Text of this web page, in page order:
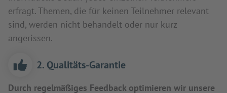
erfragt. Themen, die für keinen Teilnehmer relevant
sind, werden nicht behandelt oder nur kurz
angerissen.
2. Qualitäts-Garantie
Durch regelmäßiges Feedback optimieren wir unsere